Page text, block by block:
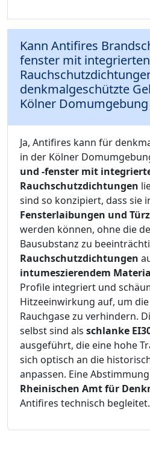
Kann Antifires
fenster mit integrierten
denkmalgeschützte
Kölner
Ja, Antifires kann für
in der Kölner
und -fenster mit
Rauchschutzdichtungen
sind so konzipiert, dass sie
Fensterlaibungen und
werden können, ohne die
Bausubstanz zu
Rauchschutzdichtungen
intumeszierendem
Profile integriert und
Hitzeeinwirkung auf, um
Rauchgase zu verhindern.
selbst sind als schlanke
ausgeführt, die eine hohe
sich optisch an die
anpassen. Eine
Rheinischen Amt für
Antifires technisch begleitet.